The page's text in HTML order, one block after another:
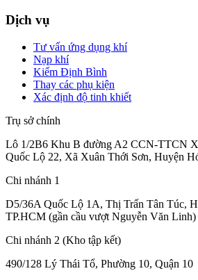
Dịch vụ
Tư vấn ứng dụng khí
Nạp khí
Kiểm Định Bình
Thay các phụ kiện
Xác định độ tinh khiết
Trụ sở chính
Lô 1/2B6 Khu B đường A2 CCN-TTCN
Quốc Lộ 22, Xã Xuân Thới Sơn, Huyện
Chi nhánh 1
D5/36A Quốc Lộ 1A, Thị Trấn Tân Túc,
TP.HCM (gần cầu vượt Nguyễn Văn Linh)
Chi nhánh 2 (Kho tập kết)
490/128 Lý Thái Tổ, Phường 10, Quận 10